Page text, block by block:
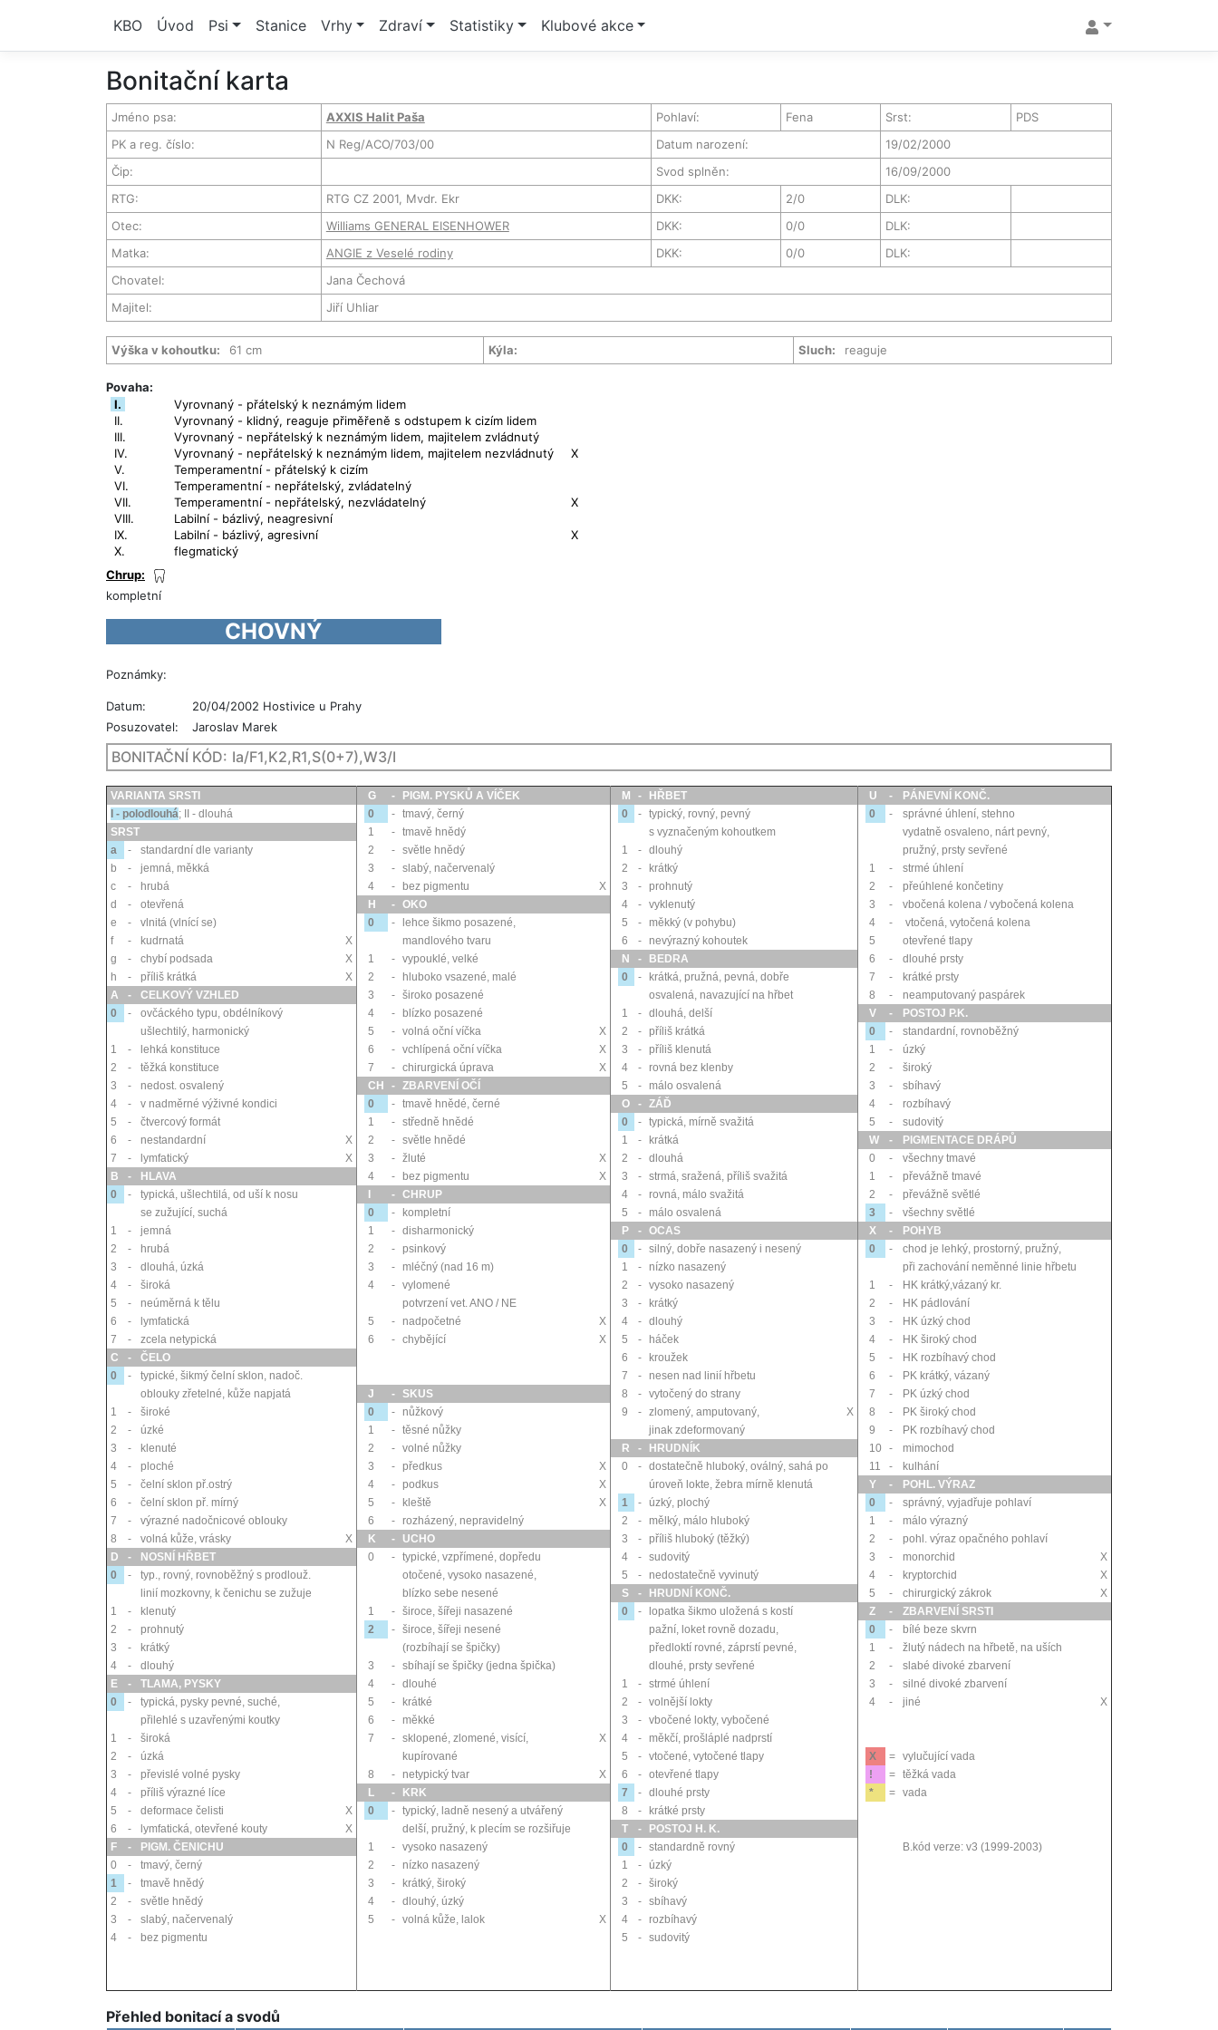
KBO Úvod Psi Stanice Vrhy Zdraví Statistiky Klubové akce
Bonitační karta
Jméno psa: AXXIS Halit Paša Pohlaví: Fena Srst:
PDS
PK a reg. číslo:
N Reg/ACO/703/00 Datum narození:
19/02/2000
Čip:
Svod splněn:
16/09/2000
RTG:
RTG CZ 2001, Mvdr. Ekr DKK: 2/0
DLK:
Otec:
Williams GENERAL EISENHOWER DKK: 0/0
DLK:
Matka:
ANGIE z Veselé rodiny DKK: 0/0
DLK:
Chovatel:
Jana Čechová
Majitel:
Jiří Uhliar
Výška v kohoutku: 61 cm Kýla: Sluch: reaguje
Povaha:
I.
Vyrovnaný - přátelský k neznámým lidem
II.
Vyrovnaný - klidný, reaguje přiměřeně s odstupem k cizím lidem
III.
Vyrovnaný - nepřátelský k neznámým lidem, majitelem zvládnutý
IV.
Vyrovnaný - nepřátelský k neznámým lidem, majitelem nezvládnutý
X
V.
Temperamentní - přátelský k cizím
VI.
Temperamentní - nepřátelský, zvládatelný
VII.
Temperamentní - nepřátelský, nezvládatelný
X
VIII.
Labilní - bázlivý, neagresivní
IX.
Labilní - bázlivý, agresivní
X
X.
flegmatický
Chrup:
kompletní
CHOVNÝ
Poznámky:
Datum:
20/04/2002 Hostivice u Prahy
Posuzovatel:
Jaroslav Marek
BONITAČNÍ KÓD: Ia/F1,K2,R1,S(0+7),W3/I
VARIANTA SRSTI G - PIGM. PYSKŮ A VÍČEK M - HŘBET U -
PÁNEVNÍ KONČ.
I - polodlouhá; II - dlouhá 0 - tmavý, černý 0 - typický, rovný, pevný 0 -
správné úhlení, stehno
SRST
1 - tmavě hnědý s vyznačeným kohoutkem
vydatně osvaleno, nárt pevný,
a
- standardní dle varianty 2 - světle hnědý 1 - dlouhý
pružný, prsty sevřené
b
- jemná, měkká 3 - slabý, načervenalý 2 - krátký 1 -
strmé úhlení
c
- hrubá 4 - bez pigmentu X 3 - prohnutý 2 -
přeúhlené končetiny
d
- otevřená H - OKO 4 - vyklenutý 3 -
vbočená kolena / vybočená kolena
e
- vlnitá (vlnící se) 0 - lehce šikmo posazené, 5 - měkký (v pohybu) 4 -
vtočená, vytočená kolena
f
- kudrnatá X mandlového tvaru 6 - nevýrazný kohoutek 5
otevřené tlapy
g
- chybí podsada X 1 - vypouklé, velké N - BEDRA 6 -
dlouhé prsty
h
- příliš krátká X 2 - hluboko vsazené, malé 0 - krátká, pružná, pevná, dobře 7 -
krátké prsty
A
- CELKOVÝ VZHLED 3 - široko posazené osvalená, navazující na hřbet 8 -
neamputovaný paspárek
0
- ovčáckého typu, obdélníkový 4 - blízko posazené 1 - dlouhá, delší V -
POSTOJ P.K.
ušlechtilý, harmonický
5 - volná oční víčka X 2 - příliš krátká 0 -
standardní, rovnoběžný
1
- lehká konstituce 6 - vchlípená oční víčka X 3 - příliš klenutá 1 -
úzký
2
- těžká konstituce 7 - chirurgická úprava X 4 - rovná bez klenby 2 -
široký
3
- nedost. osvalený CH - ZBARVENÍ OČÍ 5 - málo osvalená 3 -
sbíhavý
4
- v nadměrné výživné kondici 0 - tmavě hnědé, černé O - ZÁĎ 4 -
rozbíhavý
5
- čtvercový formát 1 - středně hnědé 0 - typická, mírně svažitá 5 -
sudovitý
6
- nestandardní X 2 - světle hnědé 1 - krátká W -
PIGMENTACE DRÁPŮ
7
- lymfatický X 3 - žluté X 2 - dlouhá 0 -
všechny tmavé
B
- HLAVA 4 - bez pigmentu X 3 - strmá, sražená, příliš svažitá 1 -
převážně tmavé
0
- typická, ušlechtilá, od uší k nosu - CHRUP 4 - rovná, málo svažitá 2 -
převážně světlé
se zužující, suchá
0 - kompletní 5 - málo osvalená 3 -
všechny světlé
1
- jemná 1 - disharmonický P - OCAS X -
POHYB
2
- hrubá 2 - psinkový 0 - silný, dobře nasazený i nesený 0 -
chod je lehký, prostorný, pružný,
3
- dlouhá, úzká 3 - mléčný (nad 16 m) 1 - nízko nasazený
při zachování neměnné linie hřbetu
4
- široká 4 - vylomené 2 - vysoko nasazený 1 -
HK krátký,vázaný kr.
5
- neúměrná k tělu potvrzení vet. ANO / NE 3 - krátký 2 -
HK pádlování
6
- lymfatická 5 - nadpočetné X 4 - dlouhý 3 -
HK úzký chod
7
- zcela netypická 6 - chybějící X 5 - háček 4 -
HK široký chod
C
- ČELO 6 - kroužek 5 -
HK rozbíhavý chod
0
- typické, šikmý čelní sklon, nadoč. 7 - nesen nad linií hřbetu 6 -
PK krátký, vázaný
oblouky zřetelné, kůže napjatá
J - SKUS 8 - vytočený do strany 7 -
PK úzký chod
1
- široké 0 - nůžkový 9 - zlomený, amputovaný, X 8 -
PK široký chod
2
- úzké 1 - těsné nůžky jinak zdeformovaný 9 -
PK rozbíhavý chod
3
- klenuté 2 - volné nůžky R - HRUDNÍK 10 -
mimochod
4
- ploché 3 - předkus X 0 - dostatečně hluboký, oválný, sahá po 11 -
kulhání
5
- čelní sklon př.ostrý 4 - podkus X úroveň lokte, žebra mírně klenutá Y -
POHL. VÝRAZ
6
- čelní sklon př. mírný 5 - kleště X 1 - úzký, plochý 0 -
správný, vyjadřuje pohlaví
7
- výrazné nadočnicové oblouky 6 - rozházený, nepravidelný 2 - mělký, málo hluboký 1 -
málo výrazný
8
- volná kůže, vrásky X K - UCHO 3 - příliš hluboký (těžký) 2 -
pohl. výraz opačného pohlaví
D
- NOSNÍ HŘBET 0 - typické, vzpřímené, dopředu 4 - sudovitý 3 - monorchid
X
0
- typ., rovný, rovnoběžný s prodlouž. otočené, vysoko nasazené, 5 - nedostatečně vyvinutý 4 - kryptorchid
X
linií mozkovny, k čenichu se zužuje
blízko sebe nesené S - HRUDNÍ KONČ. 5 - chirurgický zákrok
X
1
- klenutý 1 - široce, šířeji nasazené 0 - lopatka šikmo uložená s kostí Z -
ZBARVENÍ SRSTI
2
- prohnutý 2 - široce, šířeji nesené pažní, loket rovně dozadu, 0 -
bílé beze skvrn
3
- krátký (rozbíhají se špičky) předloktí rovné, záprstí pevné, 1 -
žlutý nádech na hřbetě, na uších
4
- dlouhý 3 - sbíhají se špičky (jedna špička) dlouhé, prsty sevřené 2 -
slabé divoké zbarvení
E
- TLAMA, PYSKY 4 - dlouhé 1 - strmé úhlení 3 -
silné divoké zbarvení
0
- typická, pysky pevné, suché, 5 - krátké 2 - volnější lokty 4 - jiné
X
přilehlé s uzavřenými koutky
6 - měkké 3 - vbočené lokty, vybočené
1
- široká 7 - sklopené, zlomené, visící, X 4 -
měkčí, prošláplé nadprstí
2
- úzká kupírované 5 - vtočené, vytočené tlapy X = vylučující vada
3
- převislé volné pysky 8 - netypický tvar X 6 - otevřené tlapy ! = těžká vada
4
- příliš výrazné líce L - KRK 7 - dlouhé prsty * = vada
5
- deformace čelisti X 0 - typický, ladně nesený a utvářený 8 -
krátké prsty
6
- lymfatická, otevřené kouty X delší, pružný, k plecím se rozšiřuje T -
POSTOJ H. K.
F
- PIGM. ČENICHU 1 - vysoko nasazený 0 - standardně rovný
B.kód verze: v3 (1999-2003)
0
- tmavý, černý 2 - nízko nasazený 1 - úzký
1
- tmavě hnědý 3 - krátký, široký 2 - široký
2
- světle hnědý 4 - dlouhý, úzký 3 - sbíhavý
3
- slabý, načervenalý 5 - volná kůže, lalok X 4 - rozbíhavý
4
- bez pigmentu 5 - sudovitý
Přehled bonitací a svodů